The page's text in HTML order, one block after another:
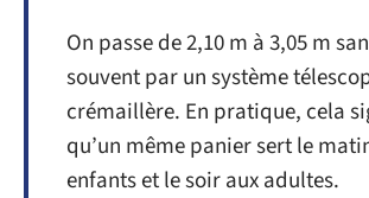
On passe de 2,10 m à 3,05 m
souvent par un système
crémaillère. En pratique, cela
qu’un même panier sert le
enfants et le soir aux adultes.